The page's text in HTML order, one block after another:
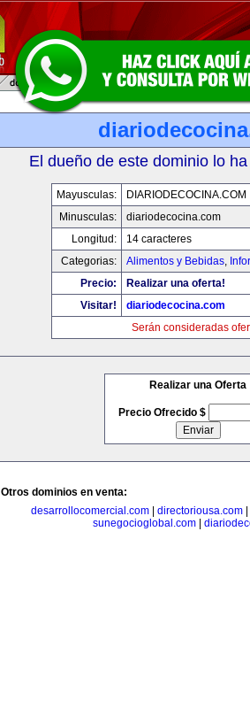
El dueño de este dominio lo
Mayusculas:
DIARIODECOCINA.COM
Minusculas:
diariodecocina.com
Longitud:
14 caracteres
Categorias:
Alimentos y Bebidas,
Precio:
Realizar una oferta!
Visitar!
diariodecocina.com
Serán consideradas
Realizar una Oferta
Precio Ofrecido $
Otros dominios en venta:
desarrollocomercial.com
directoriousa.com
sunegocioglobal.com|